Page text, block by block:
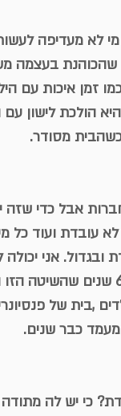
מי לא מעדיפה
שהכוהנת
זמן איכות עם
הולכת לישון
מסודר.
אבל כדי
עובדת ועוד כל
ובגדול. אני
,בית של
כבר שנים.
כי יש לה